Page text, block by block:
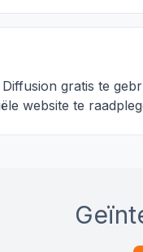
gratis te
website te